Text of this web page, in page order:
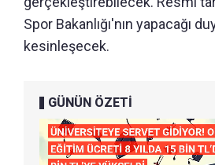
Spor Bakanlığı'nın yapacağı
kesinleşecek.
GÜNÜN ÖZETİ